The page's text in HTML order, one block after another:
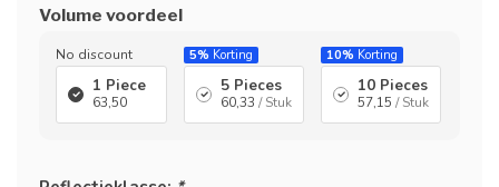
Volume voordeel
No discount
1 Piece
63,50
5% Korting
5 Pieces
60,33 / Stuk
10% Korting
10 Pieces
57,15 / Stuk